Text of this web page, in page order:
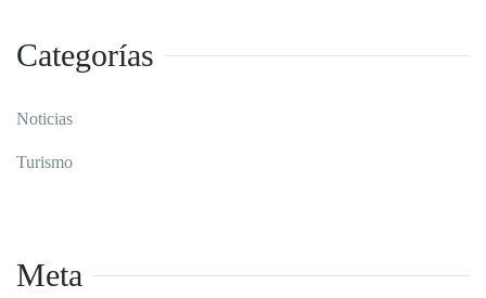
Categorías
Noticias
Turismo
Meta